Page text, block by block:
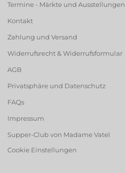
Termine - Märkte und Ausstellungen
Kontakt
Zahlung und Versand
Widerrufsrecht & Widerrufsformular
AGB
Privatsphäre und Datenschutz
FAQs
Impressum
Supper-Club von Madame Vatel
Cookie Einstellungen